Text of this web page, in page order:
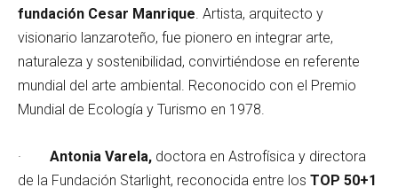
fundación Cesar Manrique. Artista, arquitecto y
visionario lanzaroteño, fue pionero en integrar arte,
naturaleza y sostenibilidad, convirtiéndose en referente
mundial del arte ambiental. Reconocido con el Premio
Mundial de Ecología y Turismo en 1978.
· Antonia Varela, doctora en Astrofísica y directora
de la Fundación Starlight, reconocida entre los TOP 50+1